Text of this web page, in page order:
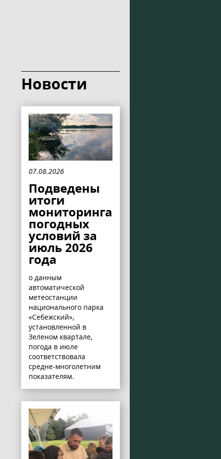
Новости
07.08.2026
Подведены
итоги
мониторинга
погодных
условий за
июль 2026
года
о данным
автоматической
метеостанции
национального парка
«Себежский»,
установленной в
Зеленом квартале,
погода в июле
соответствовала
средне-многолетним
показателям.